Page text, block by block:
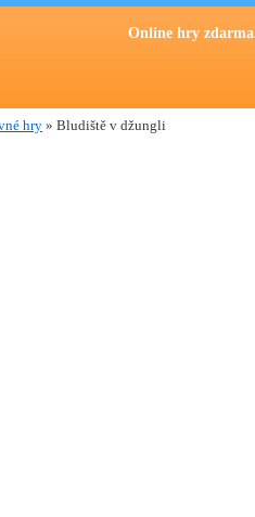
Online hry
hry» Bludiště v džungli